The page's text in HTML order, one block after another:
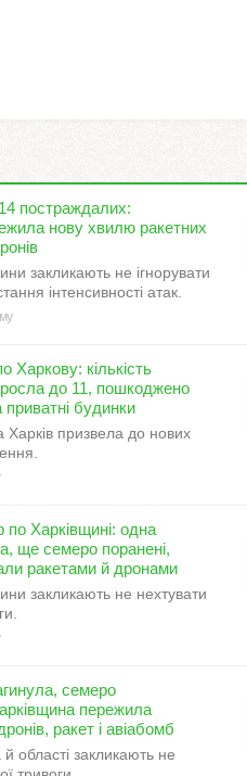
постраждалих:
нову хвилю ракетних
закликають не ігнорувати
інтенсивності атак.
Харкову: кількість
до 11, пошкоджено
приватні будинки
Харків призвела до нових
Харківщині: одна
ще семеро поранені,
ракетами й дронами
закликають не нехтувати
семеро
пережила
ракет і авіабомб
області закликають не